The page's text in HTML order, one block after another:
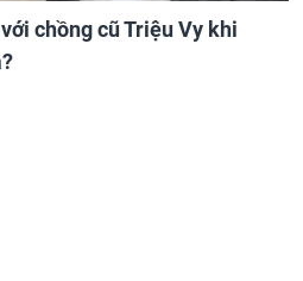
chồng cũ Triệu Vy khi